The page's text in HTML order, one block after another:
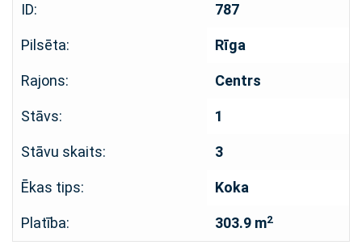
ID: 787
Pilsēta: Rīga
Rajons: Centrs
Stāvs: 1
Stāvu skaits: 3
Ēkas tips: Koka
Platība: 303.9 m2